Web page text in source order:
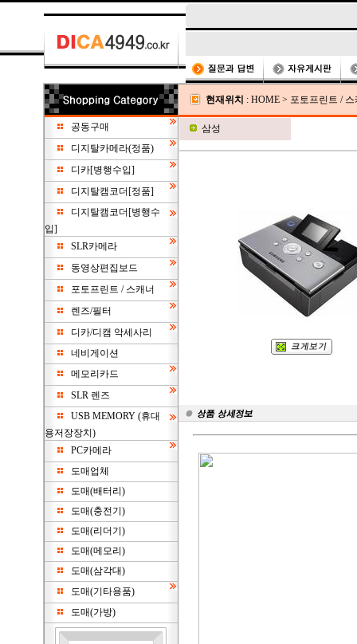
공동구매
디지탈카메라(정품)
디카[병행수입]
디지탈캠코더[정품]
디지탈캠코더[병행수
입]
SLR카메라
동영상편집보드
포토프린트 / 스캐너
렌즈/필터
디카/디캠 악세사리
네비게이션
메모리카드
SLR 렌즈
USB MEMORY (휴대
용저장장치)
PC카메라
도매업체
도매(배터리)
도매(충전기)
도매(리더기)
도매(메모리)
도매(삼각대)
도매(기타용품)
도매(가방)
현재위치 : HOME > 포토프린트 / 스
삼성